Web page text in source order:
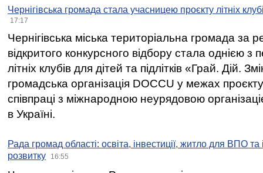
Чернігівська громада стала учасницею проєкту літніх
17:17
Чернігівська міська територіальна громада за
відкритого конкурсного відбору стала однією
літніх клубів для дітей та підлітків «Грай. Дій.
громадська організація DOCCU у межах
співпраці з міжнародною неурядовою
в Україні.
Рада громад області: освіта, інвестиції, житло для ВПО
розвитку
16:55